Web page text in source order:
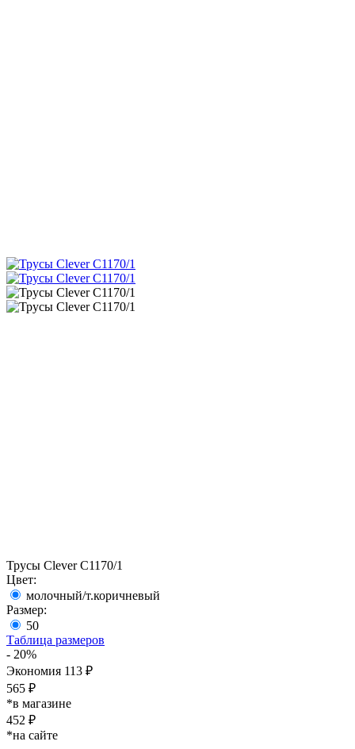
Трусы Clever C1170/1
Цвет:
молочный/т.коричневый
Размер:
50
Таблица размеров
- 20%
Экономия 113 ₽
565 ₽
*в магазине
452 ₽
*на сайте